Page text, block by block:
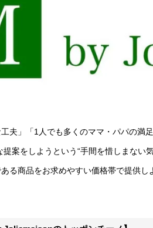
夫」「1人でも多くのママ・パパの
案をしようという“手間を惜しまない
る商品をお求めやすい価格帯で提供